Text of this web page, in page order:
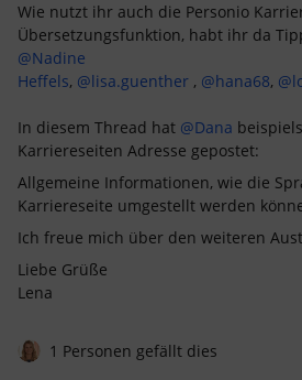
Wie nutzt ihr auch die Personio
Übersetzungsfunktion, habt ihr da
@Nadine
Heffels, @lisa.guenther , @hana68,
In diesem Thread hat @Dana
Karriereseiten Adresse gepostet:
Allgemeine Informationen, wie die
Karriereseite umgestellt werden
Ich freue mich über den weiteren
Liebe Grüße
Lena
1 Personen gefällt dies